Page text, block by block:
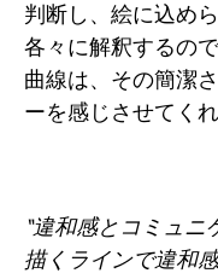
判断し、絵に込め
各々に解釈するの
曲線は、その簡潔
ーを感じさせてくれ
“違和感とコミュニ
描くラインで違和